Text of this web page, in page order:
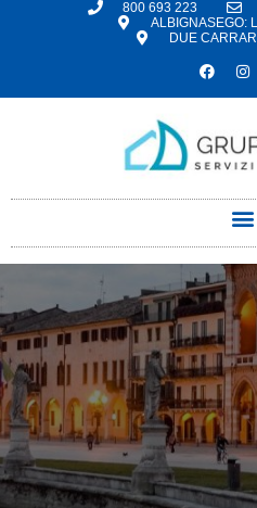
800 693 223
ALBIGNASEGO:
DUE